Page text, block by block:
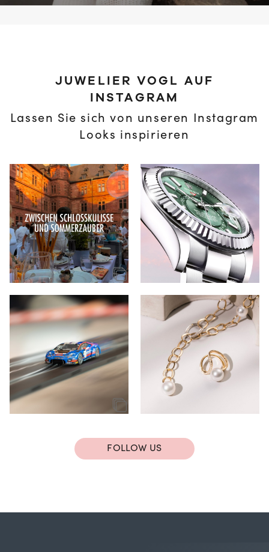
JUWELIER VOGL AUF
INSTAGRAM
Lassen Sie sich von unseren Instagram
Looks inspirieren
FOLLOW US